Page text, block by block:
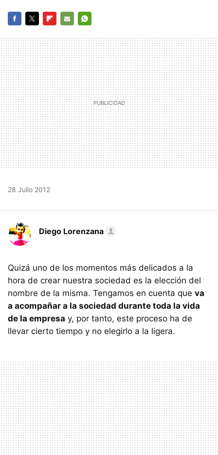
MAIL
28 Julio 2012
Diego Lorenzana
Quizá uno de los momentos más delicados a la
hora de crear nuestra sociedad es la elección del
nombre de la misma. Tengamos en cuenta que va
a acompañar a la sociedad durante toda la vida
de la empresa y, por tanto, este proceso ha de
llevar cierto tiempo y no elegirlo a la ligera.